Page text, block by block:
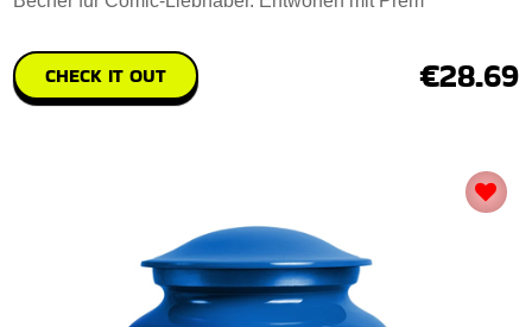
CHECK IT OUT €28.69